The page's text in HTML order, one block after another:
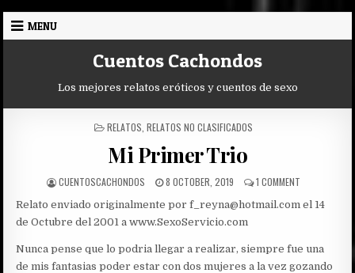
Skip
MENU
Cuentos Cachondos
Los mejores relatos eróticos y cuentos de sexo
POSTED
RELATOS RELATOS NO CLASIFICADOS
Mi Primer Trio
AUTHOR:
CUENTOSCACHONDOS
PUBLISHED
8 OCTOBER, 2019 1 COMMENT
PRIMER
Relato enviado originalmente por f_reyna@hotmail.com el 14
de Octubre del 2001 a www.SexoServicio.com
Nunca pense que lo podria llegar a realizar, siempre fue una
de mis fantasias poder estar con dos mujeres a la vez gozando